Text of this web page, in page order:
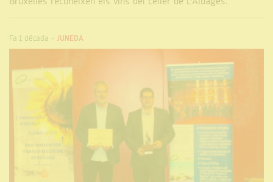
Fa 1 dècada - JUNEDA